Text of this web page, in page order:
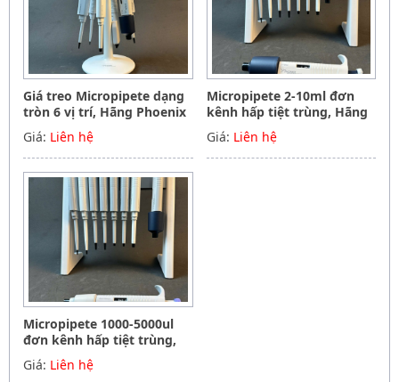
Giá treo Micropipete dạng
tròn 6 vị trí, Hãng Phoenix
instrument Germany
Giá: Liên hệ
Micropipete 2-10ml đơn
kênh hấp tiệt trùng, Hãng
Phoenix instrument
Germany
Giá: Liên hệ
Micropipete 1000-5000ul
đơn kênh hấp tiệt trùng,
Hãng Phoenix instrument
Germany
Giá: Liên hệ